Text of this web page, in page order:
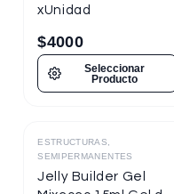
xUnidad
$4000
Seleccionar
Producto
ESTRUCTURAS,
SEMIPERMANENTES
Jelly Builder Gel